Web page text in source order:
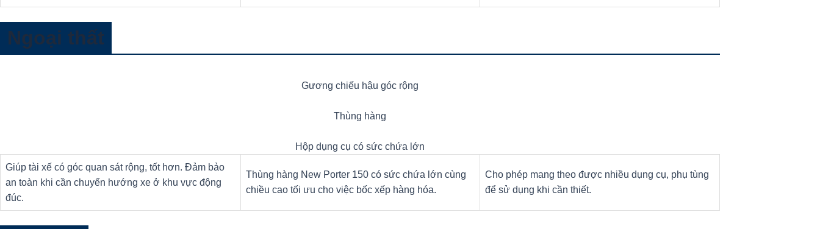
Ngoại thất
Gương chiếu hậu góc rộng
Thùng hàng
Hộp dụng cụ có sức chứa lớn
Giúp tài xế có góc quan sát rộng, tốt hơn. Đảm bảo
an toàn khi cần chuyển hướng xe ở khu vực động
đúc.
Thùng hàng New Porter 150 có sức chứa lớn cùng
chiều cao tối ưu cho việc bốc xếp hàng hóa.
Cho phép mang theo được nhiều dụng cụ, phụ tùng
để sử dụng khi cần thiết.